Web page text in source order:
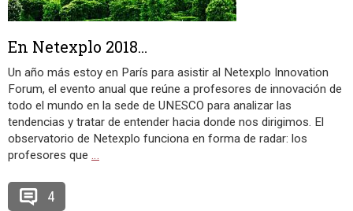
En Netexplo 2018…
Un año más estoy en París para asistir al Netexplo Innovation
Forum, el evento anual que reúne a profesores de innovación de
todo el mundo en la sede de UNESCO para analizar las
tendencias y tratar de entender hacia donde nos dirigimos. El
observatorio de Netexplo funciona en forma de radar: los
profesores que …
4